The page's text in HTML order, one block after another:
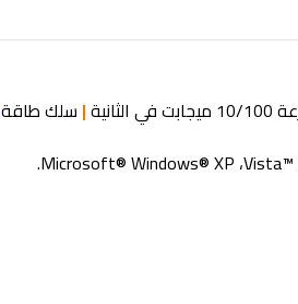
| سلك طاقة
Microsoft® Windows® XP ،Vista™